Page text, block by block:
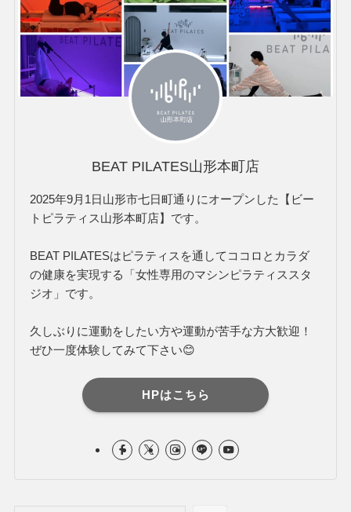
BEAT PILATES山形本町店
2025年9月1日山形市七日町通りにオープンした【ビー
トピラティス山形本町店】です。
BEAT PILATESはピラティスを通してココロとカラダ
の健康を実現する「女性専用のマシンピラティススタ
ジオ」です。
久しぶりに運動をしたい方や運動が苦手な方大歓迎！
ぜひ一度体験してみて下さい😊
HPはこちら